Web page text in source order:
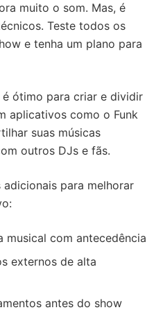
muito o som. Mas, é
Teste todos os
e tenha um plano para
ótimo para criar e dividir
aplicativos como o Funk
suas músicas
outros DJs e fãs.
para melhorar
musical com antecedência
externos de alta
antes do show